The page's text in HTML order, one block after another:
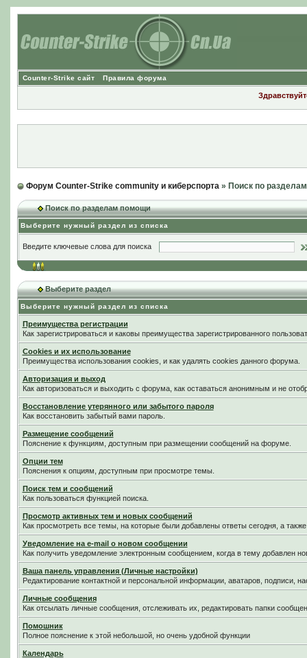
Counter-Strike сайт Правила форума
Форум Counter-Strike community и киберспорта» Поиск по
Поиск по разделам помощи
Выберите нужный раздел из списка
Введите ключевые слова для поиска
Выберите раздел
Выберите нужный раздел из списка
Преимущества регистрации
Как зарегистрироваться и каковы преимущества зарегистрированного
Cookies и их использование
Преимущества использования cookies, и как удалять cookies данного форума.
Авторизация и выход
Как авторизоваться и выходить с форума, как оставаться анонимным и не
Восстановление утерянного или забытого пароля
Как восстановить забытый вами пароль.
Размещение сообщений
Пояснение к функциям, доступным при размещении сообщений на форуме.
Опции тем
Пояснения к опциям, доступным при просмотре темы.
Поиск тем и сообщений
Как пользоваться функцией поиска.
Просмотр активных тем и новых сообщений
Как просмотреть все темы, на которые были добавлены ответы сегодня, а
Уведомление на е-mail о новом сообщении
Как получить уведомление электронным сообщением, когда в тему добавлен
Ваша панель управления (Личные настройки)
Редактирование контактной и персональной информации, аватаров, подписи,
Личные сообщения
Как отсылать личные сообщения, отслеживать их, редактировать папки
Помошник
Полное пояснение к этой небольшой, но очень удобной функции
Календарь